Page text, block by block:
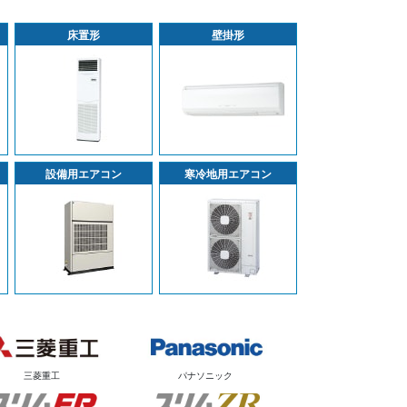
床置形 壁掛形
設備用エアコン 寒冷地用エアコン
三菱重工 パナソニック